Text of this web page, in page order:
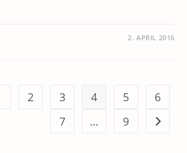
2. APRIL 2016
Seite
2 3 4 5
6
7
… 9 Zur